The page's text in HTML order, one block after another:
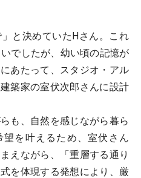
と決めていたHさん。これ
でしたが、幼い頃の記憶が
あたって、スタジオ・アル
築家の室伏次郎さんに設計
も、自然を感じながら暮ら
を叶えるため、室伏さん
えながら、「重層する通り
を体現する発想により、厳